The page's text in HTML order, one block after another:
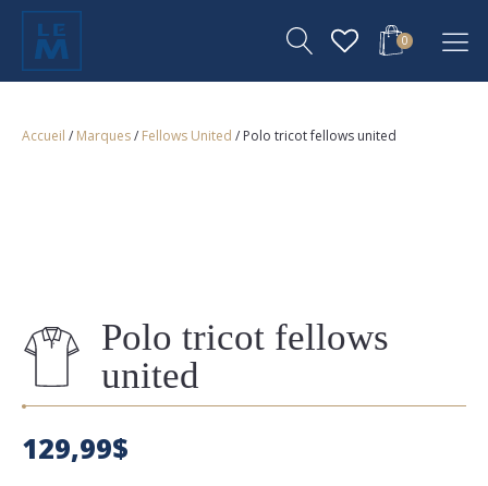
0
Accueil / Marques/ Fellows United / Polo tricot fellows united
Polo tricot fellows
united
129,99$